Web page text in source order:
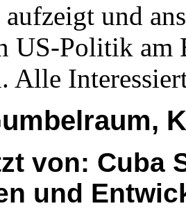
aufzeigt und
US-Politik am
Alle
von: Cuba
und